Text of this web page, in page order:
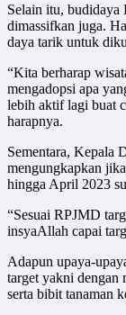
Selain itu,
dimassifkan juga.
daya tarik untuk
“Kita berharap
mengadopsi apa
lebih aktif lagi buat
harapnya.
Sementara, Kepala
mengungkapkan
hingga April 2023
“Sesuai RPJMD
insyaAllah capai
Adapun upaya-
target yakni dengan
serta bibit tanaman